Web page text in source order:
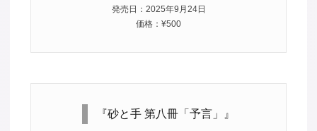
発売日：2025年9月24日
価格：¥500
『砂と手 第八冊「予言」』